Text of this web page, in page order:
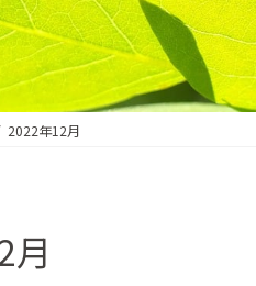
2022年12月
月